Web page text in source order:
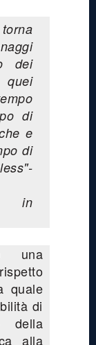
dei
di
e
di
in
una
quale
di
della
alla